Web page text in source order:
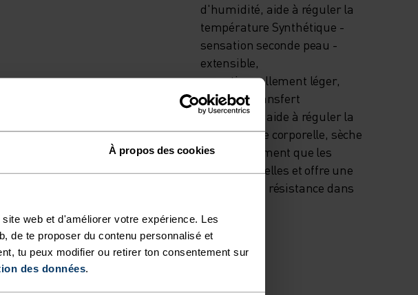
À propos des cookies
web et d'améliorer votre expérience. Les
de te proposer du contenu personnalisé et
tu peux modifier ou retirer ton consentement sur
des données.
d'humidité, aide à réguler la
température Synthétique -
sensation seconde peau -
extensible,
exceptionnellement léger,
excellent transfert
d'humidité, aide à réguler la
température corporelle, sèche
plus rapidement que les
fibres naturelles et offre une
plus grande résistance dans